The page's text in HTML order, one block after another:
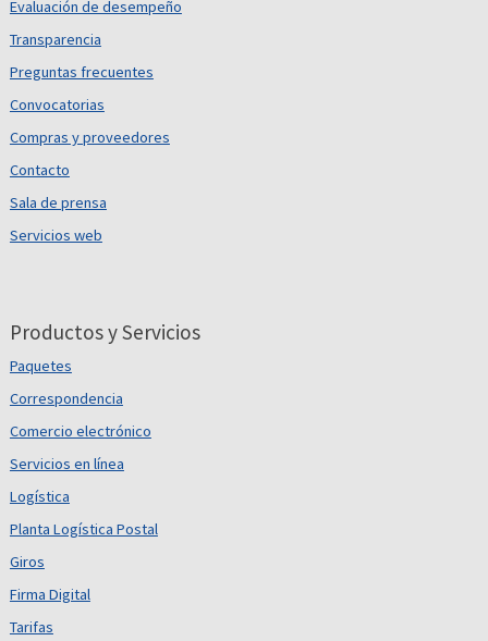
Evaluación de desempeño
Transparencia
Preguntas frecuentes
Convocatorias
Compras y proveedores
Contacto
Sala de prensa
Servicios web
Productos y Servicios
Paquetes
Correspondencia
Comercio electrónico
Servicios en línea
Logística
Planta Logística Postal
Giros
Firma Digital
Tarifas